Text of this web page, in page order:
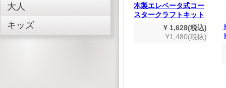
大人
キッズ
き
税込)
税抜)
(デジタルリマスター
版）
¥ 1,980(税込)
¥1,800(税抜)
木製エレベータ式コー
スタークラフトキット
¥ 1,628(税込)
¥1,480(税抜)